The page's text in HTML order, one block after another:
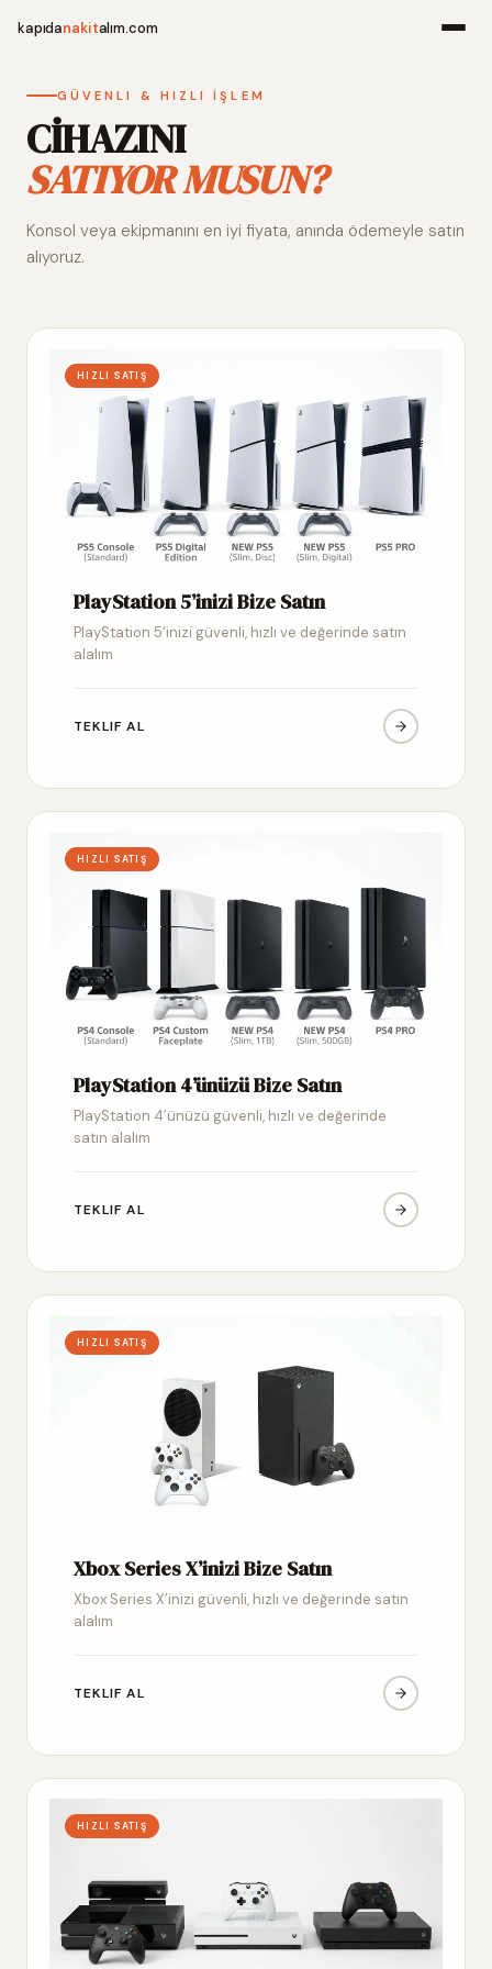
kapıdanakitalım.com
Alım
GÜVENLI & HIZLI İŞLEM
CİHAZINI
SATIYOR MUSUN?
Konsol veya ekipmanını en iyi fiyata, anında ödemeyle satın
alıyoruz.
HIZLI SATIŞ
PlayStation 5’inizi Bize Satın
PlayStation 5’inizi güvenli, hızlı ve değerinde satın
alalım
TEKLIF AL
HIZLI SATIŞ
PlayStation 4’ünüzü Bize Satın
PlayStation 4’ünüzü güvenli, hızlı ve değerinde
satın alalım
TEKLIF AL
HIZLI SATIŞ
Xbox Series X’inizi Bize Satın
Xbox Series X’inizi güvenli, hızlı ve değerinde satın
alalım
TEKLIF AL
HIZLI SATIŞ